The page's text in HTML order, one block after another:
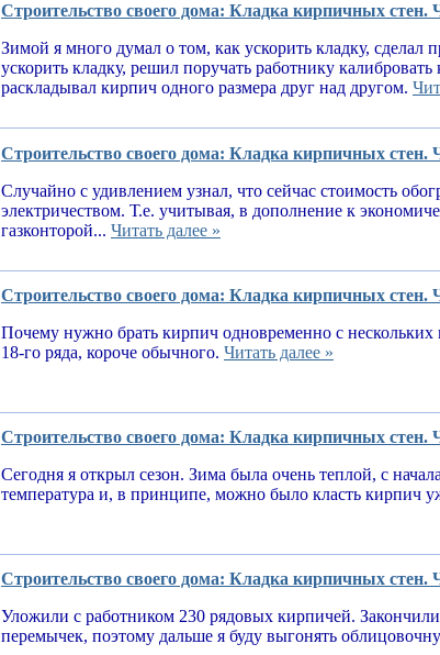
Строительство своего дома: Кладка кирпичных стен.
Зимой я много думал о том, как ускорить кладку,
ускорить кладку, решил поручать работнику
раскладывал кирпич одного размера друг над другом.
Строительство своего дома: Кладка кирпичных стен.
Случайно с удивлением узнал, что сейчас стоимость
электричеством. Т.е. учитывая, в дополнение к
газконторой... Читать далее »
Строительство своего дома: Кладка кирпичных стен.
Почему нужно брать кирпич одновременно с
18-го ряда, короче обычного. Читать далее »
Строительство своего дома: Кладка кирпичных стен.
Сегодня я открыл сезон. Зима была очень теплой, с
температура и, в принципе, можно было класть кирпич
Строительство своего дома: Кладка кирпичных стен.
Уложили с работником 230 рядовых кирпичей.
перемычек, поэтому дальше я буду выгонять